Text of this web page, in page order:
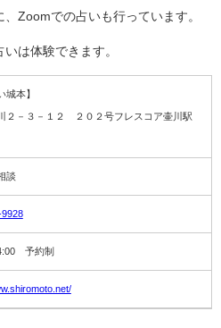
Zoomでの占いも行っています。
は体験できます。
城本】
２－３－１２ ２０２号フレスコア壷川駅
談
予約制